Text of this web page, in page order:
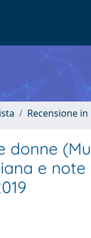
Recensione
donne
e